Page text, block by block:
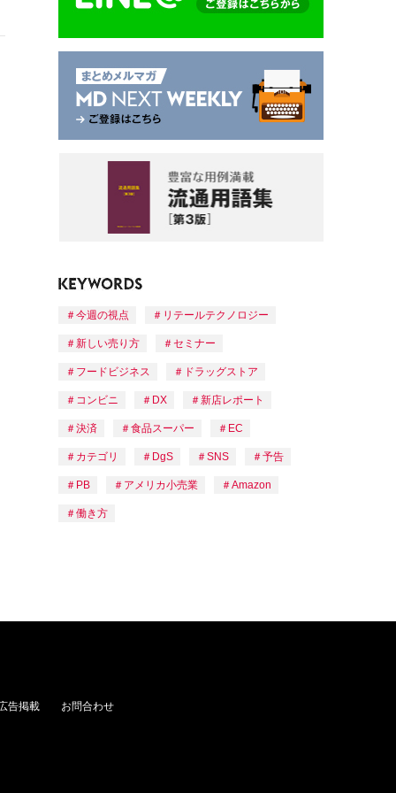
今週の視点 リテールテクノロジー
新しい売り方 セミナー
フードビジネス ドラッグストア
コンビニ DX 新店レポート
決済 食品スーパー EC
カテゴリ DgS SNS 予告
PB アメリカ小売業 Amazon
働き方
告掲載 お問合わせ